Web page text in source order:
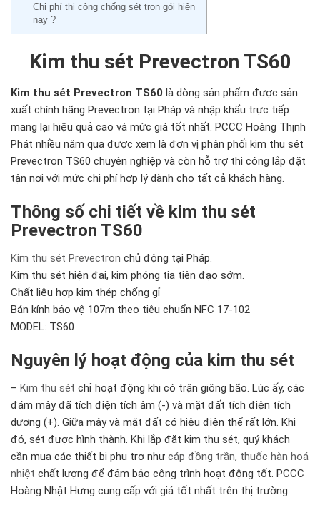
Chi phí thi công chống sét trọn gói hiện
nay ?
Kim thu sét Prevectron TS60
Kim thu sét Prevectron TS60 là dòng sản phẩm được sản
xuất chính hãng Prevectron tại Pháp và nhập khẩu trực tiếp
mang lại hiệu quả cao và mức giá tốt nhất. PCCC Hoàng Thịnh
Phát nhiều năm qua được xem là đơn vị phân phối kim thu sét
Prevectron TS60 chuyên nghiệp và còn hỗ trợ thi công lắp đặt
tận nơi với mức chi phí hợp lý dành cho tất cả khách hàng.
Thông số chi tiết về kim thu sét
Prevectron TS60
Kim thu sét Prevectron chủ động tại Pháp.
Kim thu sét hiện đại, kim phóng tia tiên đạo sớm.
Chất liệu hợp kim thép chống gỉ
Bán kính bảo vệ 107m theo tiêu chuẩn NFC 17-102
MODEL: TS60
Nguyên lý hoạt động của kim thu sét
– Kim thu sét chỉ hoạt động khi có trận giông bão. Lúc ấy, các
đám mây đã tích điện tích âm (-) và mặt đất tích điện tích
dương (+). Giữa mây và mặt đất có hiệu điện thế rất lớn. Khi
đó, sét được hình thành. Khi lắp đặt kim thu sét, quý khách
cần mua các thiết bị phụ trợ như cáp đồng trần, thuốc hàn hoá
nhiệt chất lượng để đảm bảo công trình hoạt động tốt. PCCC
Hoàng Nhật Hưng cung cấp với giá tốt nhất trên thị trường